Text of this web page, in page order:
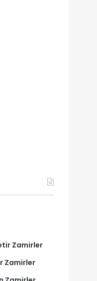
Zamirler
Zamirler